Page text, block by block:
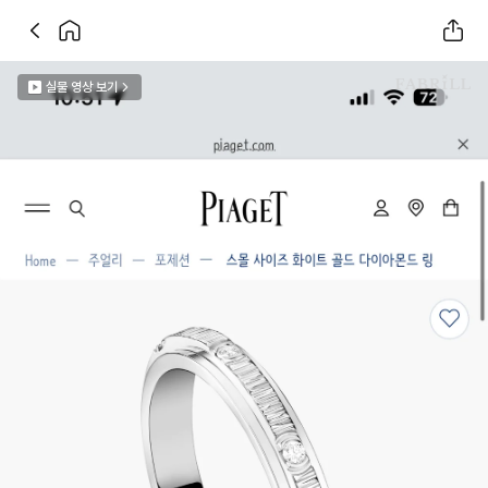
실물 영상 보기